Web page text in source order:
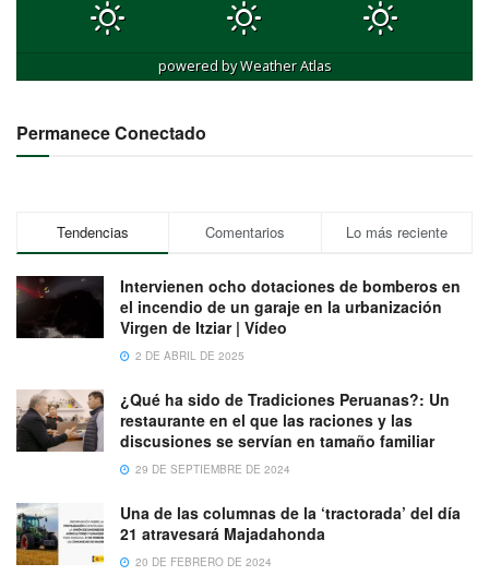
powered byWeather Atlas
Permanece Conectado
Tendencias Comentarios Lo más reciente
Intervienen ocho dotaciones de bomberos en
el incendio de un garaje en la urbanización
Virgen de Itziar | Vídeo
2 DE ABRIL DE 2025
¿Qué ha sido de Tradiciones Peruanas?: Un
restaurante en el que las raciones y las
discusiones se servían en tamaño familiar
29 DE SEPTIEMBRE DE 2024
Una de las columnas de la ‘tractorada’ del día
21 atravesará Majadahonda
20 DE FEBRERO DE 2024